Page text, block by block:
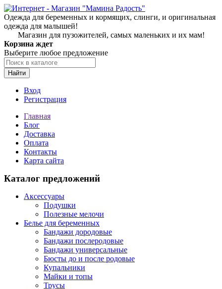
Одежда для беременных и кормящих, слинги, и оригинальная
одежда для малышей!
Магазин для пузожителей, самых маленьких и их мам!
Корзина ждет
Выберите любое предложение
Найти
Вход
Регистрация
Главная
Блог
Доставка
Оплата
Контакты
Карта сайта
Каталог предложений
Аксессуары
Подушки
Полезные мелочи
Белье для беременных
Бандажи дородовые
Бандажи послеродовые
Бандажи универсальные
Бюсты до и после родовые
Купальники
Майки и топы
Трусы